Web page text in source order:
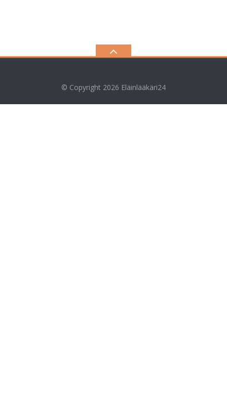
© Copyright 2026 Eläinlääkäri24